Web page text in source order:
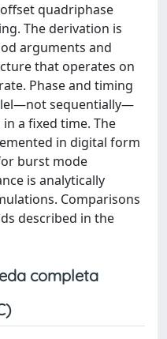
quadriphase
The derivation is
arguments and
that operates on
Phase and timing
sequentially—
a fixed time. The
in digital form
burst mode
is analytically
Comparisons
described in the
completa